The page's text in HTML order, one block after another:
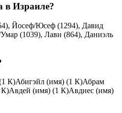
в Израиле?
Йосеф/Юсеф (1294), Давид
(1039), Лави (864), Даниэль
К)Абигэйл (имя)‎ (1 К)Абрам
(имя)‎ (1 К)Авдиес (имя)‎